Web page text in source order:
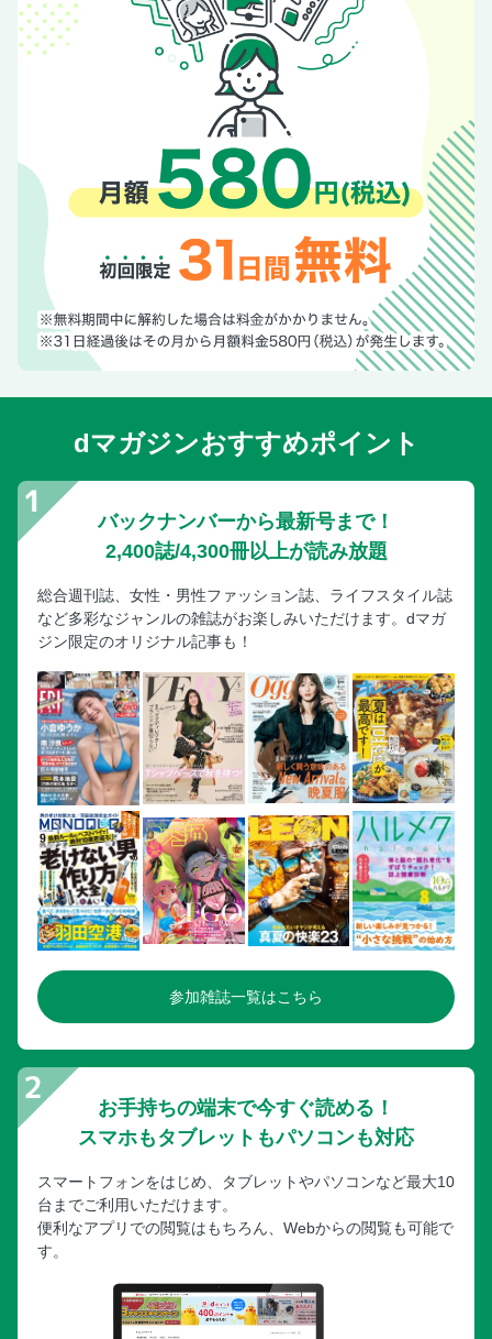
dマガジンおすすめポイント
バックナンバーから最新号まで！
2,400誌/4,300冊以上が読み放題
総合週刊誌、女性・男性ファッション誌、ライフスタイル誌
など多彩なジャンルの雑誌がお楽しみいただけます。dマガ
ジン限定のオリジナル記事も！
参加雑誌一覧はこちら
お手持ちの端末で今すぐ読める！
スマホもタブレットもパソコンも対応
スマートフォンをはじめ、タブレットやパソコンなど最大10
台までご利用いただけます。
便利なアプリでの閲覧はもちろん、Webからの閲覧も可能で
す。